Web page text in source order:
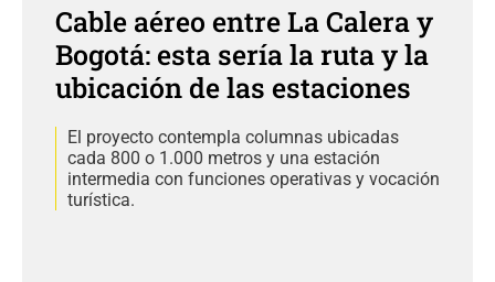
Cable aéreo entre La Calera y
Bogotá: esta sería la ruta y la
ubicación de las estaciones
El proyecto contempla columnas ubicadas
cada 800 o 1.000 metros y una estación
intermedia con funciones operativas y vocación
turística.